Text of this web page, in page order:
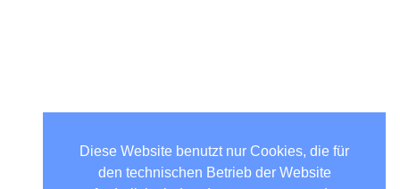
Diese Website benutzt nur Cookies, die für
den technischen Betrieb der Website